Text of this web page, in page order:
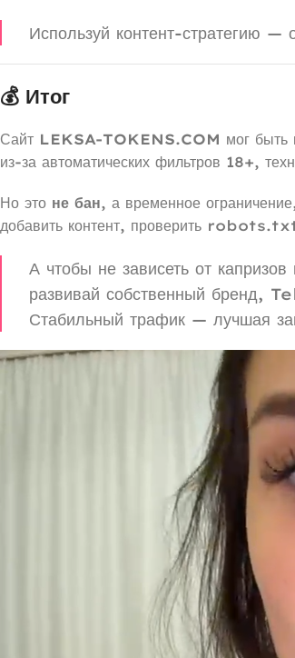
Используй контент-стратегию —
💰 Итог
Сайт LEKSA-TOKENS.COM мог быть
из-за автоматических фильтров 18+,
Но это не бан, а временное
добавить контент, проверить
А чтобы не зависеть от
развивай собственный бренд,
Стабильный трафик — лучшая